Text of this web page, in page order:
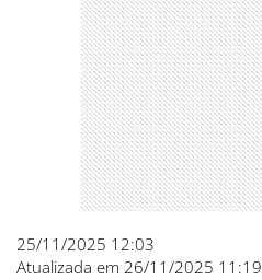
25/11/2025 12:03
Atualizada em 26/11/2025 11:19